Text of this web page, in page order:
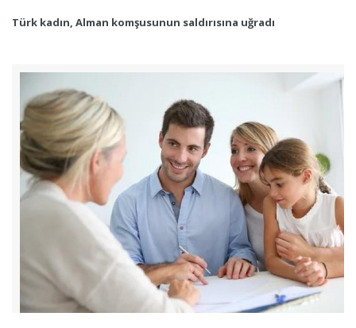
Türk kadın, Alman komşusunun saldırısına uğradı